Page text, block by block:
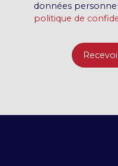
données
politique de